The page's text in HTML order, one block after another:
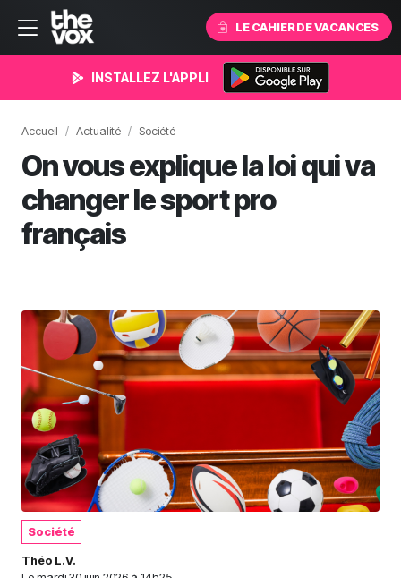
LE CAHIER DE VACANCES
INSTALLEZ L'APPLI
Accueil Actualité Société
On vous explique la loi qui va
changer le sport pro
français
Société
Théo L.V.